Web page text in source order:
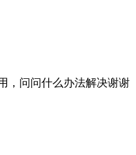
，问问什么办法解决谢谢